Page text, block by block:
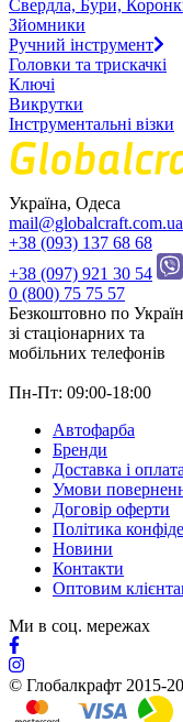
Свердла, Бури,
Зйомники
Ручний інструмент
Головки та трискачкі
Ключі
Викрутки
Інструментальні візки
Україна, Одеса
mail@globalcraft.com.ua
+38 (093) 137 68 68
+38 (097) 921 30 54
0 (800) 75 75 57
Безкоштовно по
зі стацiонарних та
мобільних телефонів
Пн-Пт: 09:00-18:00
Автофарба
Бренди
Доставка і оплата
Умови
Договір оферти
Політика
Новини
Контакти
Оптовим
Ми в соц. мережах
© Глобалкрафт 2015-